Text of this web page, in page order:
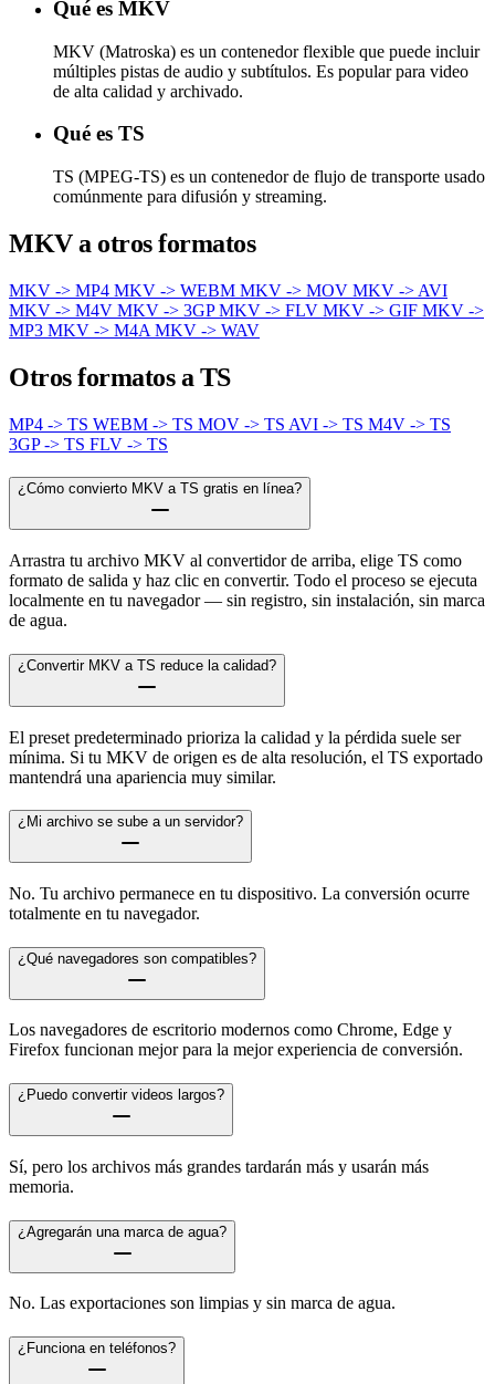
Qué es MKV
MKV (Matroska) es un contenedor flexible que puede incluir
múltiples pistas de audio y subtítulos. Es popular para video
de alta calidad y archivado.
Qué es TS
TS (MPEG-TS) es un contenedor de flujo de transporte usado
comúnmente para difusión y streaming.
MKV a otros formatos
MKV -> MP4 MKV -> WEBM MKV -> MOV MKV -> AVI
MKV -> M4V MKV -> 3GPMKV -> FLV MKV -> GIF MKV ->
MP3 MKV -> M4A MKV -> WAV
Otros formatos a TS
MP4 -> TS WEBM -> TS MOV -> TS AVI -> TS M4V -> TS
3GP -> TS FLV -> TS
¿Cómo convierto MKV a TS gratis en línea?
Arrastra tu archivo MKV al convertidor de arriba, elige TS como
formato de salida y haz clic en convertir. Todo el proceso se ejecuta
localmente en tu navegador — sin registro, sin instalación, sin marca
de agua.
¿Convertir MKV a TS reduce la calidad?
El preset predeterminado prioriza la calidad y la pérdida suele ser
mínima. Si tu MKV de origen es de alta resolución, el TS exportado
mantendrá una apariencia muy similar.
¿Mi archivo se sube a un servidor?
No. Tu archivo permanece en tu dispositivo. La conversión ocurre
totalmente en tu navegador.
¿Qué navegadores son compatibles?
Los navegadores de escritorio modernos como Chrome, Edge y
Firefox funcionan mejor para la mejor experiencia de conversión.
¿Puedo convertir videos largos?
Sí, pero los archivos más grandes tardarán más y usarán más
memoria.
¿Agregarán una marca de agua?
No. Las exportaciones son limpias y sin marca de agua.
¿Funciona en teléfonos?